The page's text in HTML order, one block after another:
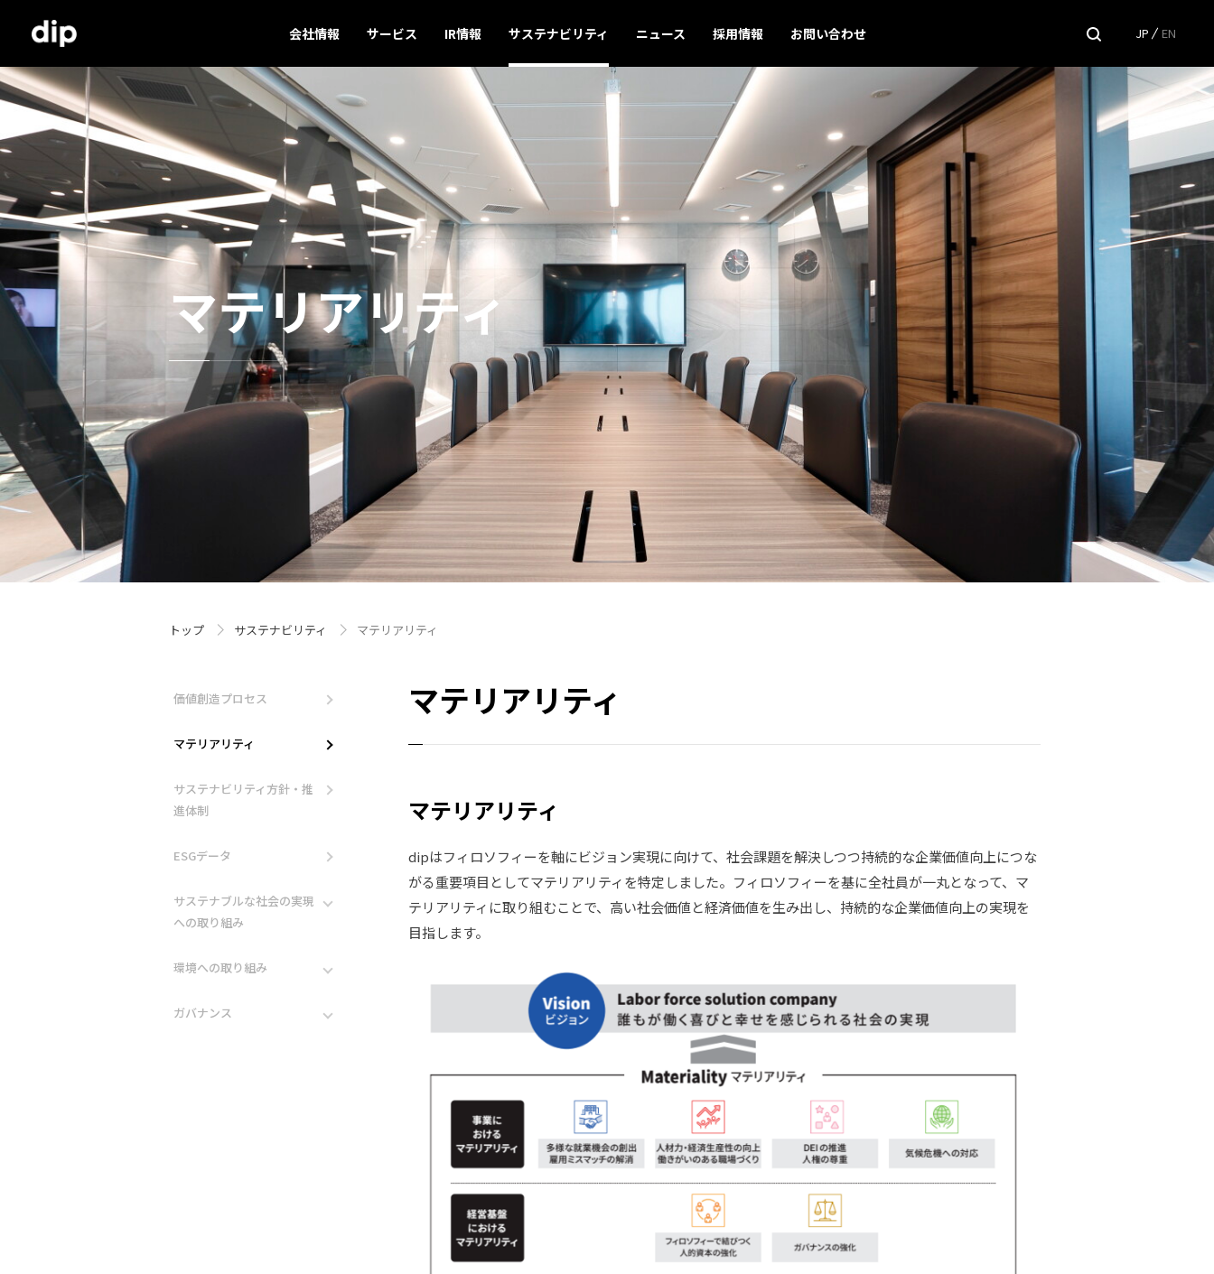
会社情報 サービス IR情報 サステナビリティ ニュース 採用情報 お問い合わせ JP EN
マテリアリティ
トップ サステナビリティ マテリアリティ
価値創造プロセス
マテリアリティ
サステナビリティ方針・推
進体制
ESGデータ
サステナブルな社会の実現
への取り組み
環境への取り組み
ガバナンス
マテリアリティ
マテリアリティ
dipはフィロソフィーを軸にビジョン実現に向けて、社会課題を解決しつつ持続的な企業価値向上につな
がる重要項目としてマテリアリティを特定しました。フィロソフィーを基に全社員が一丸となって、マ
テリアリティに取り組むことで、高い社会価値と経済価値を生み出し、持続的な企業価値向上の実現を
目指します。